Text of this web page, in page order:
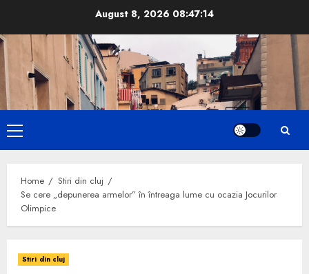
content
August 8, 2026 08:47:15
Primary
Menu
Home
Stiri din cluj
Se cere „depunerea armelor” în întreaga lume cu ocazia Jocurilor
Olimpice
Stiri din cluj